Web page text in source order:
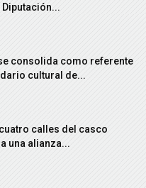
consolida como referente
cultural de...
calles del casco
una alianza...